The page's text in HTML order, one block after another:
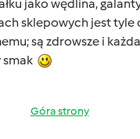
jako wędlina,
sklepowych jest tyle
są zdrowsze i
Góra strony